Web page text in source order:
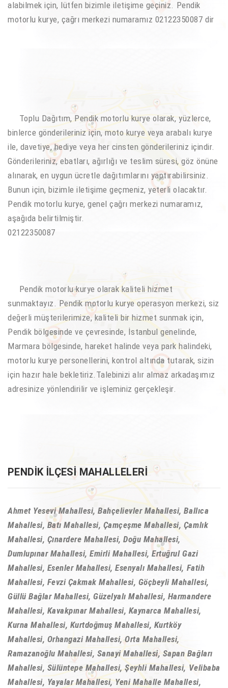
alabilmek için, lütfen bizimle iletişime geçiniz. Pendik
motorlu kurye, çağrı merkezi numaramız 02122350087 dir
Toplu Dağıtım, Pendik motorlu kurye olarak, yüzlerce,
binlerce gönderileriniz için, moto kurye veya arabalı kurye
ile, davetiye, hediye veya her cinsten gönderileriniz içindir.
Gönderileriniz, ebatları, ağırlığı ve teslim süresi, göz önüne
alınarak, en uygun ücretle dağıtımlarını yaptırabilirsiniz.
Bunun için, bizimle iletişime geçmeniz, yeterli olacaktır.
Pendik motorlu kurye, genel çağrı merkezi numaramız,
aşağıda belirtilmiştir.
02122350087
Pendik motorlu kurye olarak kaliteli hizmet
sunmaktayız. Pendik motorlu kurye operasyon merkezi, siz
değerli müşterilerimize, kaliteli bir hizmet sunmak için,
Pendik bölgesinde ve çevresinde, İstanbul genelinde,
Marmara bölgesinde, hareket halinde veya park halindeki,
motorlu kurye personellerini, kontrol altında tutarak, sizin
için hazır hale bekletiriz.Talebinizi alır almaz arkadaşımız
adresinize yönlendirilir ve işleminiz gerçekleşir.
PENDIK İLÇESI MAHALLELERI
Ahmet Yesevi Mahallesi, Bahçelievler Mahallesi, Ballıca
Mahallesi, Batı Mahallesi, Çamçeşme Mahallesi, Çamlık
Mahallesi, Çınardere Mahallesi, Doğu Mahallesi,
Dumlupınar Mahallesi, Emirli Mahallesi, Ertuğrul Gazi
Mahallesi, Esenler Mahallesi, Esenyalı Mahallesi, Fatih
Mahallesi, Fevzi Çakmak Mahallesi, Göçbeyli Mahallesi,
Güllü Bağlar Mahallesi, Güzelyalı Mahallesi, Harmandere
Mahallesi, Kavakpınar Mahallesi, Kaynarca Mahallesi,
Kurna Mahallesi, Kurtdoğmuş Mahallesi, Kurtköy
Mahallesi, Orhangazi Mahallesi, Orta Mahallesi,
Ramazanoğlu Mahallesi, Sanayi Mahallesi, Sapan Bağları
Mahallesi, Sülüntepe Mahallesi, Şeyhli Mahallesi, Velibaba
Mahallesi, Yayalar Mahallesi, Yeni Mahalle Mahallesi,